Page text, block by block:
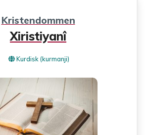
Kristendommen
Xiristiyanî
Kurdisk (kurmanji)